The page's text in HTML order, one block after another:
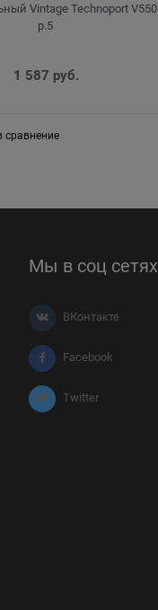
Vintage Technoport V550
р.5
1 587 руб.
сравнение
Мы в соц сетях
ВКонтакте
Facebook
Twitter